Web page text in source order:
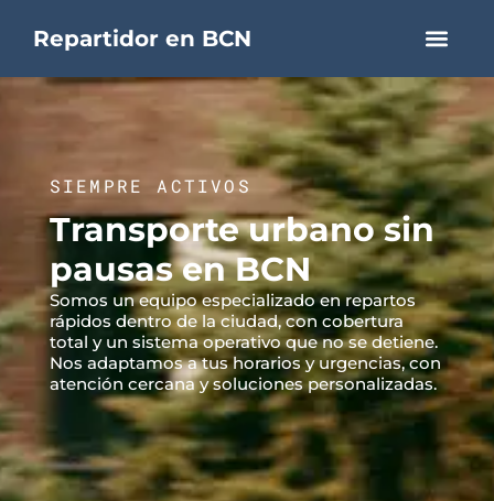
Repartidor en BCN
SIEMPRE ACTIVOS
Transporte urbano sin
pausas en BCN
Somos un equipo especializado en repartos
rápidos dentro de la ciudad, con cobertura
total y un sistema operativo que no se detiene.
Nos adaptamos a tus horarios y urgencias, con
atención cercana y soluciones personalizadas.